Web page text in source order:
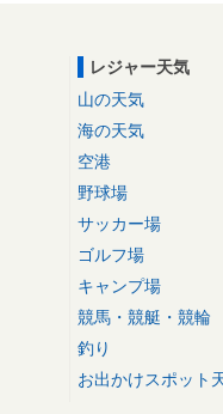
レジャー天気
山の天気
海の天気
空港
野球場
サッカー場
ゴルフ場
キャンプ場
競馬・競艇・競輪
釣り
お出かけスポット